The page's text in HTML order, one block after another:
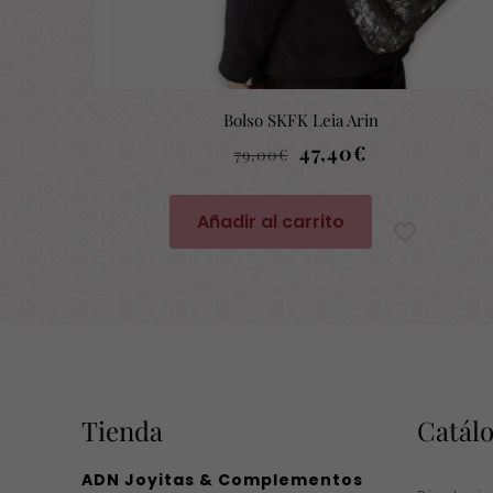
Bolso SKFK Leia Arin
79,00€ El
original
era:
47,40€
es:
Añadir al carrito
Tienda
ADN Joyitas & Complementos